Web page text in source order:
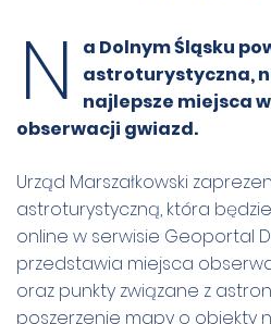
N
a Dolnym Śląsku
astroturystyczna,
najlepsze miejsca
obserwacji gwiazd.
Urząd Marszałkowski
astroturystyczną, która
online w serwisie Geoportal
przedstawia miejsca
oraz punkty związane z
poszerzenie mapy o obiekty